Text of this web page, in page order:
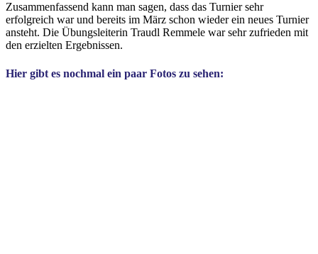
Zusammenfassend kann man sagen, dass das Turnier sehr
erfolgreich war und bereits im März schon wieder ein neues Turnier
ansteht. Die Übungsleiterin Traudl Remmele war sehr zufrieden mit
den erzielten Ergebnissen.
Hier gibt es nochmal ein paar Fotos zu sehen: